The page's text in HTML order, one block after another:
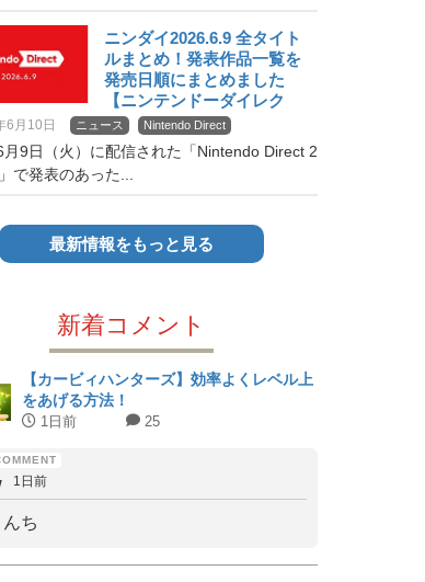
ニンダイ2026.6.9 全タイト
ルまとめ！発表作品一覧を
発売日順にまとめました
【ニンテンドーダイレク
ト】
6月10日 ニュース Nintendo Direct
月9日（火）に配信された「Nintendo Direct 2
で発表のあった...
最新情報をもっと見る
新着コメント
【カービィハンターズ】効率よくレベル上
をあげる方法！
1日前 25
1日前
んち